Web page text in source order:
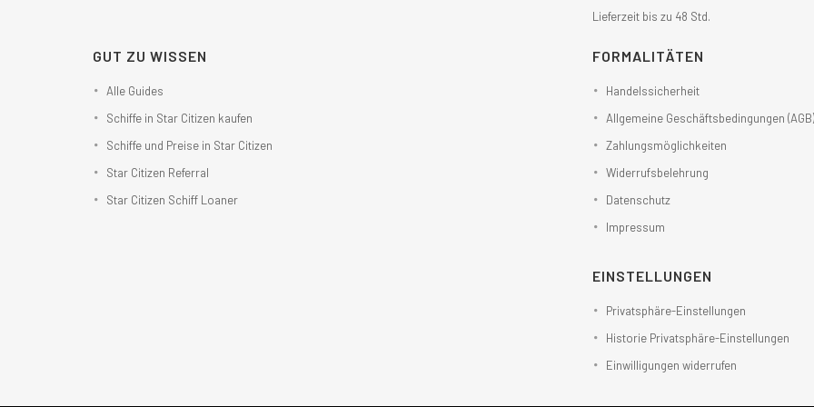
Lieferzeit bis zu 48 Std.
GUT ZU WISSEN
Alle Guides
Schiffe in Star Citizen kaufen
Schiffe und Preise in Star Citizen
Star Citizen Referral
Star Citizen Schiff Loaner
FORMALITÄTEN
Handelssicherheit
Allgemeine Geschäftsbedingungen (AGB)
Zahlungsmöglichkeiten
Widerrufsbelehrung
Datenschutz
Impressum
EINSTELLUNGEN
Privatsphäre-Einstellungen
Historie Privatsphäre-Einstellungen
Einwilligungen widerrufen